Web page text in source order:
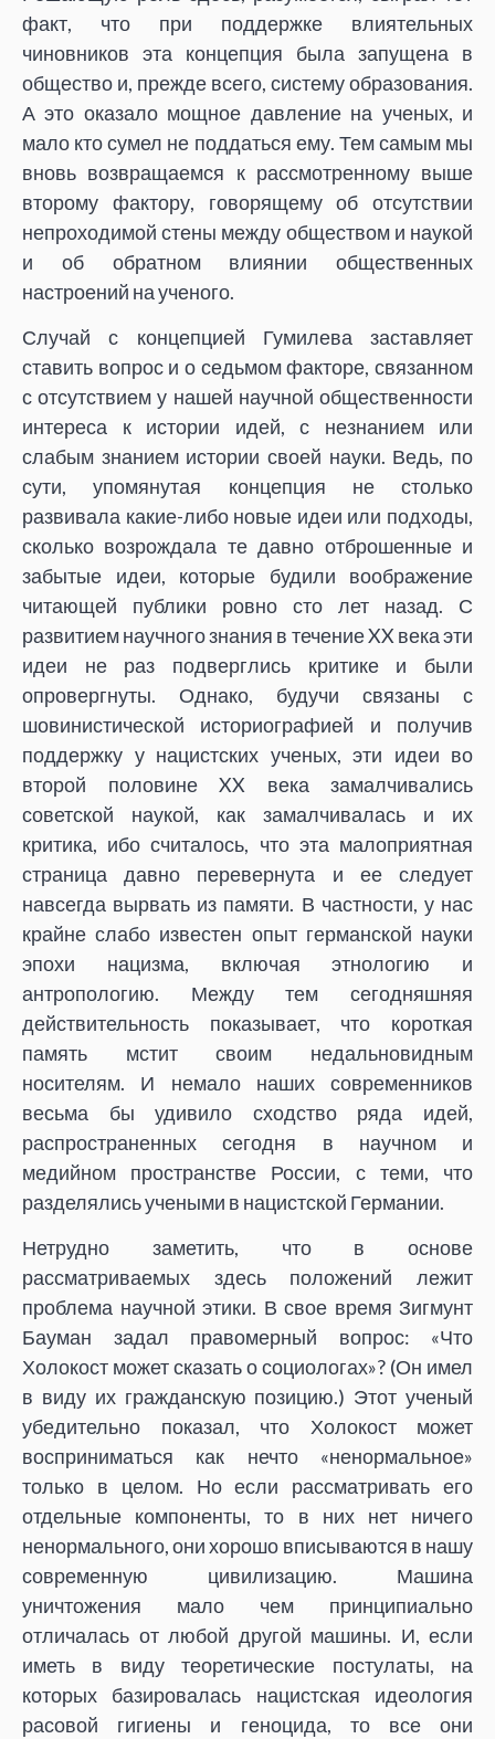
факт, что при поддержке влиятельных
чиновников эта концепция была запущена в
общество и, прежде всего, систему образования.
А это оказало мощное давление на ученых, и
мало кто сумел не поддаться ему. Тем самым мы
вновь возвращаемся к рассмотренному выше
второму фактору, говорящему об отсутствии
непроходимой стены между обществом и наукой
и об обратном влиянии общественных
настроений на ученого.
Случай с концепцией Гумилева заставляет
ставить вопрос и о седьмом факторе, связанном
с отсутствием у нашей научной общественности
интереса к истории идей, с незнанием или
слабым знанием истории своей науки. Ведь, по
сути, упомянутая концепция не столько
развивала какие-либо новые идеи или подходы,
сколько возрождала те давно отброшенные и
забытые идеи, которые будили воображение
читающей публики ровно сто лет назад. С
развитием научного знания в течение XX века эти
идеи не раз подверглись критике и были
опровергнуты. Однако, будучи связаны с
шовинистической историографией и получив
поддержку у нацистских ученых, эти идеи во
второй половине XX века замалчивались
советской наукой, как замалчивалась и их
критика, ибо считалось, что эта малоприятная
страница давно перевернута и ее следует
навсегда вырвать из памяти. В частности, у нас
крайне слабо известен опыт германской науки
эпохи нацизма, включая этнологию и
антропологию. Между тем сегодняшняя
действительность показывает, что короткая
память мстит своим недальновидным
носителям. И немало наших современников
весьма бы удивило сходство ряда идей,
распространенных сегодня в научном и
медийном пространстве России, с теми, что
разделялись учеными в нацистской Германии.
Нетрудно заметить, что в основе
рассматриваемых здесь положений лежит
проблема научной этики. В свое время Зигмунт
Бауман задал правомерный вопрос: «Что
Холокост может сказать о социологах»? (Он имел
в виду их гражданскую позицию.) Этот ученый
убедительно показал, что Холокост может
восприниматься как нечто «ненормальное»
только в целом. Но если рассматривать его
отдельные компоненты, то в них нет ничего
ненормального, они хорошо вписываются в нашу
современную цивилизацию. Машина
уничтожения мало чем принципиально
отличалась от любой другой машины. И, если
иметь в виду теоретические постулаты, на
которых базировалась нацистская идеология
расовой гигиены и геноцида, то все они